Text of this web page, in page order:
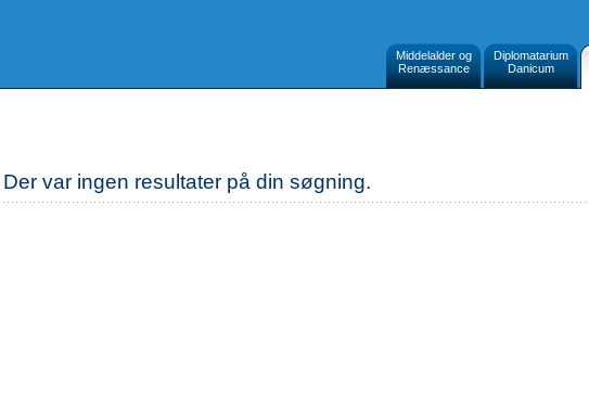
Middelalder og
Renæssance
Diplomatarium
Danicum
Der var ingen resultater på din søgning.